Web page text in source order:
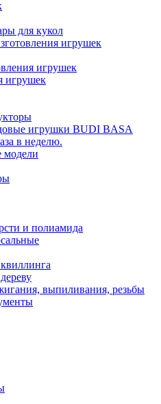
для кукол
игрушек
игрушек
игрушек
игрушки BUDI BASA
в неделю.
модели
и полиамида
выпиливания, резьбы